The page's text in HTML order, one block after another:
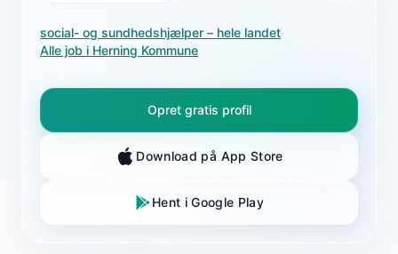
social- og sundhedshjælper – hele landet·
Alle job i Herning Kommune
Opret gratis profil
Download på App Store
Hent i Google Play